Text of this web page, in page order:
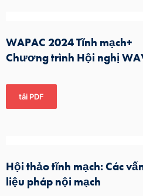
WAPAC 2024 Tĩnh mạch+
Chương trình Hội nghị
tải PDF
Hội thảo tĩnh mạch: Các
liệu pháp nội mạch